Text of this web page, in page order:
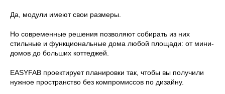
Да, модули имеют свои размеры.
Но современные решения позволяют собирать из них
стильные и функциональные дома любой площади: от мини-
домов до больших коттеджей.
EASYFAB проектирует планировки так, чтобы вы получили
нужное пространство без компромиссов по дизайну.